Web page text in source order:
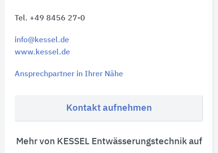
Tel. +49 8456 27-0
info@kessel.de
www.kessel.de
Ansprechpartner in Ihrer Nähe
Kontakt aufnehmen
Mehr von KESSEL Entwässerungstechnik auf